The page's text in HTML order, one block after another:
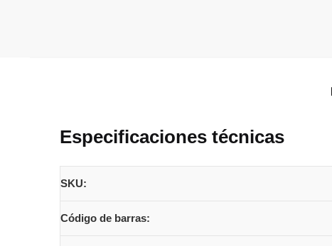
Especificaciones técnicas
SKU:
Código de barras: